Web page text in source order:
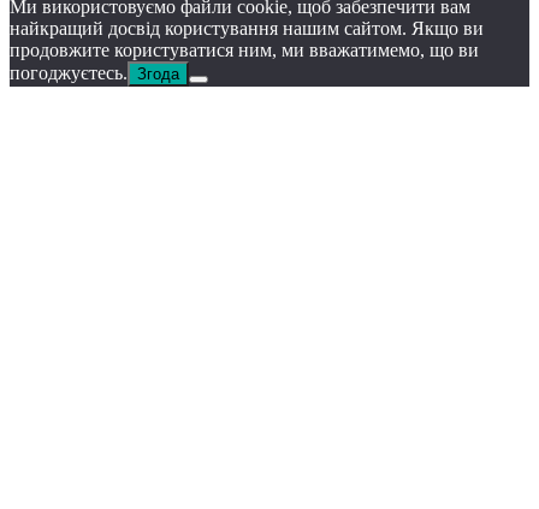
Ми використовуємо файли cookie, щоб забезпечити вам
найкращий досвід користування нашим сайтом. Якщо ви
продовжите користуватися ним, ми вважатимемо, що ви
погоджуєтесь. Згода